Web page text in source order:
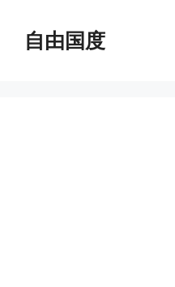
自由国度